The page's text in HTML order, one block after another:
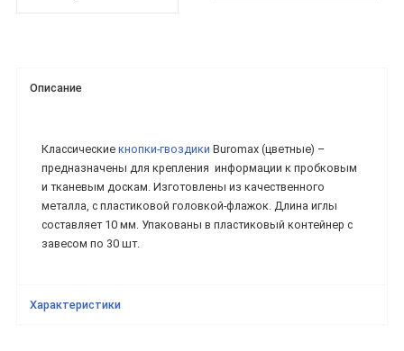
Описание
Классические кнопки-гвоздики Buromax (цветные) –
предназначены для крепления информации к пробковым
и тканевым доскам. Изготовлены из качественного
металла, с пластиковой головкой-флажок. Длина иглы
составляет 10 мм. Упакованы в пластиковый контейнер с
завесом по 30 шт.
Характеристики